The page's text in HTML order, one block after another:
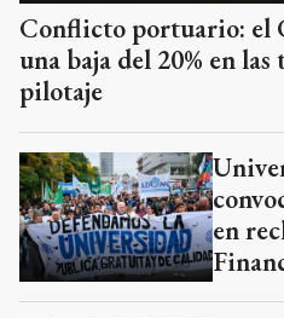
Conflicto portuario: el
una baja del 20% en
pilotaje
en